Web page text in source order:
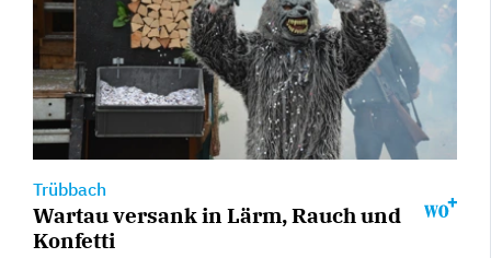
Trübbach
Wartau versank in Lärm, Rauch und
Konfetti